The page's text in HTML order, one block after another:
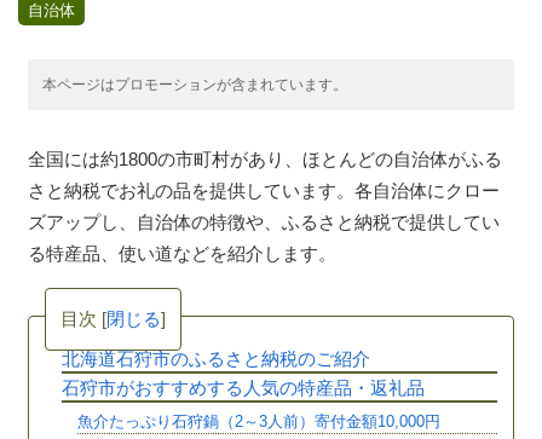
自治体
本ページはプロモーションが含まれています。
全国には約1800の市町村があり、ほとんどの自治体がふる
さと納税でお礼の品を提供しています。各自治体にクロー
ズアップし、自治体の特徴や、ふるさと納税で提供してい
る特産品、使い道などを紹介します。
目次 [閉じる]
北海道石狩市のふるさと納税のご紹介
石狩市がおすすめする人気の特産品・返礼品
魚介たっぷり石狩鍋（2～3人前）寄付金額10,000円